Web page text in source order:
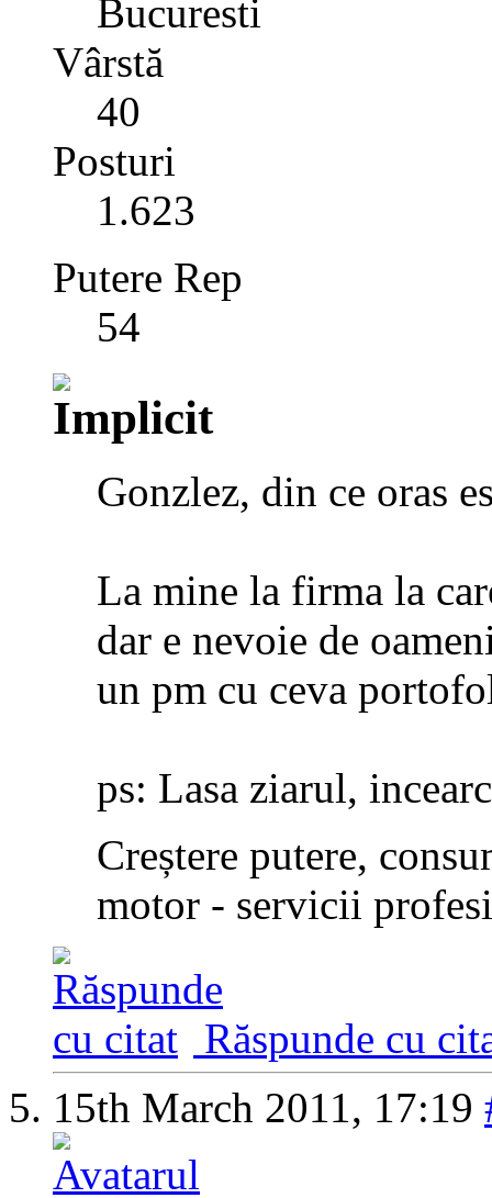
Bucuresti
Vârstă
40
Posturi
1.623
Putere Rep
54
Gonzlez, din ce oras
La mine la firma la
dar e nevoie de
un pm cu ceva
ps: Lasa ziarul,
Creștere putere,
motor - servicii
Răspunde cu
15th March 2011, 17:19